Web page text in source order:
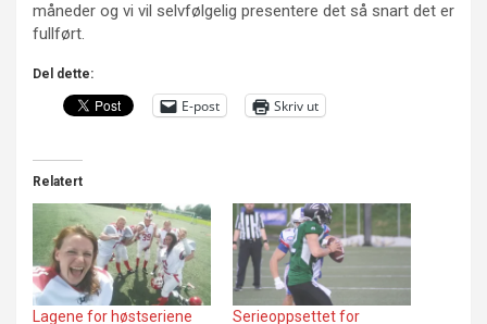
måneder og vi vil selvfølgelig presentere det så snart det er
fullført.
Del dette:
E-post Skriv ut
Relatert
Lagene for høstseriene
Serieoppsettet for